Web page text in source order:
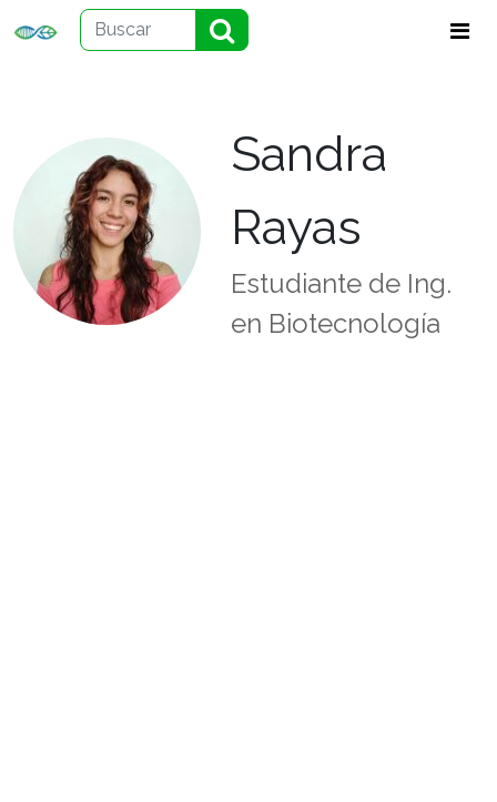
Sandra
Rayas
Estudiante de Ing.
en Biotecnología